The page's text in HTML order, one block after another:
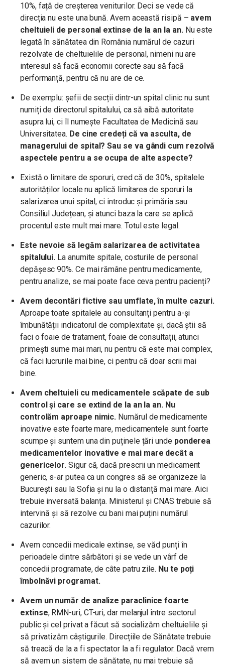
10%, față de creșterea veniturilor. Deci se vede că
direcția nu este una bună. Avem această risipă – avem
cheltuieli de personal extinse de la an la an.Nu este
legată în sănătatea din România numărul de cazuri
rezolvate de cheltuielile de personal, nimeni nu are
interesul să facă economii corecte sau să facă
performanță, pentru că nu are de ce.
De exemplu: șefii de secții dintr-un spital clinic nu sunt
numiți de directorul spitalului, ca să aibă autoritate
asupra lui, ci îl numește Facultatea de Medicină sau
Universitatea. De cine credeți că va asculta, de
managerului de spital? Sau se va gândi cum rezolvă
aspectele pentru a se ocupa de alte aspecte?
Există o limitare de sporuri, cred că de 30%, spitalele
autorităților locale nu aplică limitarea de sporuri la
salarizarea unui spital, ci introduc și primăria sau
Consiliul Județean, și atunci baza la care se aplică
procentul este mult mai mare. Totul este legal.
Este nevoie să legăm salarizarea de activitatea
spitalului. La anumite spitale, costurile de personal
depășesc 90%. Ce mai rămâne pentru medicamente,
pentru analize, se mai poate face ceva pentru pacienți?
Avem decontări fictive sau umflate, în multe cazuri.
Aproape toate spitalele au consultanți pentru a-și
îmbunătății indicatorul de complexitate și, dacă știi să
faci o foaie de tratament, foaie de consultații, atunci
primești sume mai mari, nu pentru că este mai complex,
că faci lucrurile mai bine, ci pentru că doar scrii mai
bine.
Avem cheltuieli cu medicamentele scăpate de sub
control și care se extind de la an la an. Nu
controlăm aproape nimic. Numărul de medicamente
inovative este foarte mare, medicamentele sunt foarte
scumpe și suntem una din puținele țări unde ponderea
medicamentelor inovative e mai mare decât a
genericelor. Sigur că, dacă prescrii un medicament
generic, s-ar putea ca un congres să se organizeze la
București sau la Sofia și nu la o distanță mai mare. Aici
trebuie inversată balanța. Ministerul și CNAS trebuie să
intervină și să rezolve cu bani mai puțini numărul
cazurilor.
Avem concedii medicale extinse, se văd punți în
perioadele dintre sărbători și se vede un vârf de
concedii programate, de câte patru zile. Nu te poți
îmbolnăvi programat.
Avem un număr de analize paraclinice foarte
extinse, RMN-uri, CT-uri, dar melanjul între sectorul
public și cel privat a făcut să socializăm cheltuielile și
să privatizăm câștigurile. Direcțiile de Sănătate trebuie
să treacă de la a fi spectator la a fi regulator. Dacă vrem
să avem un sistem de sănătate, nu mai trebuie să